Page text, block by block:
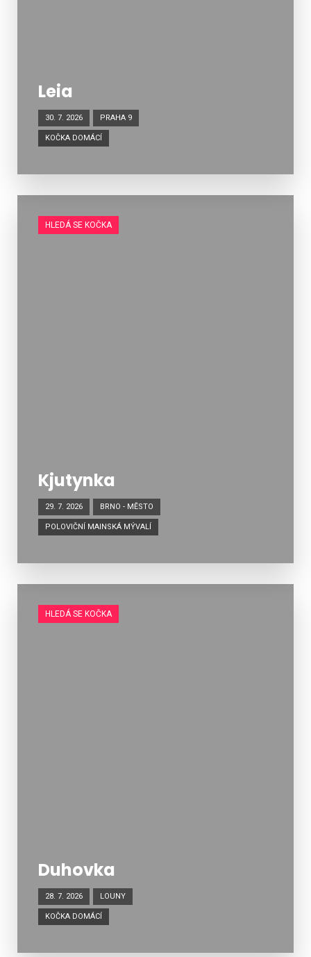
Leia
30. 7. 2026 PRAHA 9
KOČKA DOMÁCÍ
HLEDÁ SE KOČKA
Kjutynka
29. 7. 2026 BRNO - MĚSTO
POLOVIČNÍ MAINSKÁ MÝVALÍ
HLEDÁ SE KOČKA
Duhovka
28. 7. 2026 LOUNY
KOČKA DOMÁCÍ